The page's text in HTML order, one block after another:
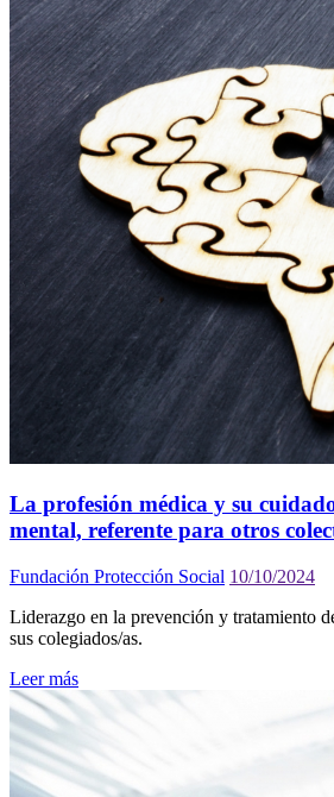
La profesión médica y su
mental, referente para otros
Fundación Protección Social 10/10/2024
Liderazgo en la prevención y tratamiento
sus colegiados/as.
Leer más